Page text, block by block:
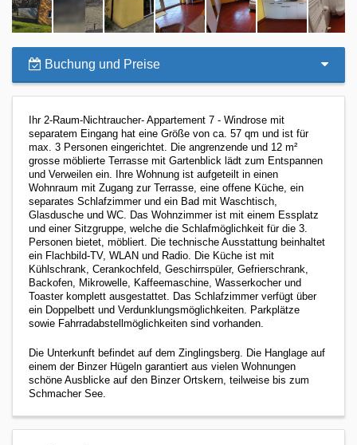
Buchung und Preise
Ihr 2-Raum-Nichtraucher- Appartement 7 - Windrose mit
separatem Eingang hat eine Größe von ca. 57 qm und ist für
max. 3 Personen eingerichtet. Die angrenzende und 12 m²
grosse möblierte Terrasse mit Gartenblick lädt zum Entspannen
und Verweilen ein.
Ihre Wohnung ist aufgeteilt in einen
Wohnraum mit Zugang zur Terrasse, eine offene Küche, ein
separates Schlafzimmer und ein Bad mit Waschtisch,
Glasdusche und WC. Das Wohnzimmer ist mit einem Essplatz
und einer Sitzgruppe, welche die Schlafmöglichkeit für die 3.
Personen bietet, möbliert. Die technische Ausstattung beinhaltet
ein Flachbild-TV, WLAN und Radio. Die Küche ist mit
Kühlschrank, Cerankochfeld, Geschirrspüler, Gefrierschrank,
Backofen, Mikrowelle, Kaffeemaschine, Wasserkocher und
Toaster komplett ausgestattet. Das Schlafzimmer verfügt über
ein Doppelbett und Verdunklungsmöglichkeiten. Parkplätze
sowie Fahrradabstellmöglichkeiten sind vorhanden.
Die Unterkunft befindet auf dem Zinglingsberg. Die Hanglage auf
einem der Binzer Hügeln garantiert aus vielen Wohnungen
schöne Ausblicke auf den Binzer Ortskern, teilweise bis zum
Schmacher See.